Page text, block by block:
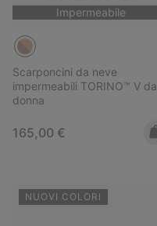
Impermeabile
Scarponcini da neve
impermeabili TORINO™ V da
donna
Regular price:
165,00 €
NUOVI COLORI